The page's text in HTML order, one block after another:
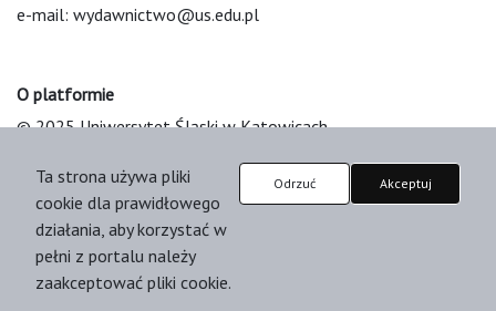
e-mail: wydawnictwo@us.edu.pl
O platformie
© 2025 Uniwersytet Śląski w Katowicach
Platform & Workflow by OJS/PKP
Ta strona używa pliki
cookie dla prawidłowego
działania, aby korzystać w
pełni z portalu należy
zaakceptować pliki cookie.
Odrzuć Akceptuj